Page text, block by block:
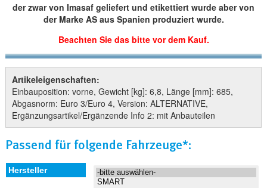
der zwar von Imasaf geliefert und etikettiert wurde aber von
der Marke AS aus Spanien produziert wurde.
Beachten Sie das bitte vor dem Kauf.
Artikeleigenschaften:
Einbauposition: vorne, Gewicht [kg]: 6,8, Länge [mm]: 685,
Abgasnorm: Euro 3/Euro 4, Version: ALTERNATIVE,
Ergänzungsartikel/Ergänzende Info 2: mit Anbauteilen
Passend für folgende Fahrzeuge*: